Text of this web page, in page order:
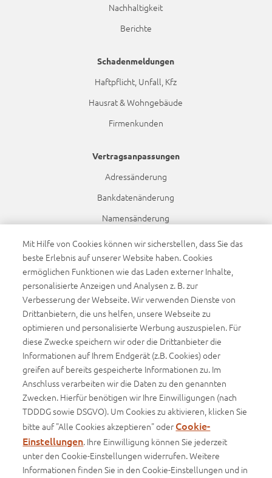
Nachhaltigkeit
Berichte
Schadenmeldungen
Haftpflicht, Unfall, Kfz
Hausrat & Wohngebäude
Firmenkunden
Vertragsanpassungen
Adressänderung
Bankdatenänderung
Namensänderung
Dynamikanpassung
Sponsoring
FC Augsburg
WWK Volleys Herrsching
Beachvolleyball
Infos
Basisinformationsblätter (BIB)
Produktinformationsblätter
Impressum
Mit Hilfe von Cookies können wir sicherstellen, dass Sie das
beste Erlebnis auf unserer Website haben. Cookies
ermöglichen Funktionen wie das Laden externer Inhalte,
personalisierte Anzeigen und Analysen z. B. zur
Verbesserung der Webseite. Wir verwenden Dienste von
Drittanbietern, die uns helfen, unsere Webseite zu
optimieren und personalisierte Werbung auszuspielen. Für
diese Zwecke speichern wir oder die Drittanbieter die
Informationen auf Ihrem Endgerät (z.B. Cookies) oder
greifen auf bereits gespeicherte Informationen zu. Im
Anschluss verarbeiten wir die Daten zu den genannten
Zwecken. Hierfür benötigen wir Ihre Einwilligungen (nach
TDDDG sowie DSGVO). Um Cookies zu aktivieren, klicken Sie
bitte auf "Alle Cookies akzeptieren" oder Cookie-
Einstellungen. Ihre Einwilligung können Sie jederzeit
unter den Cookie-Einstellungen widerrufen. Weitere
Informationen finden Sie in den Cookie-Einstellungen und in